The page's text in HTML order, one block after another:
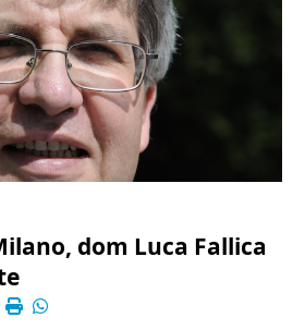
dom Luca Fallica